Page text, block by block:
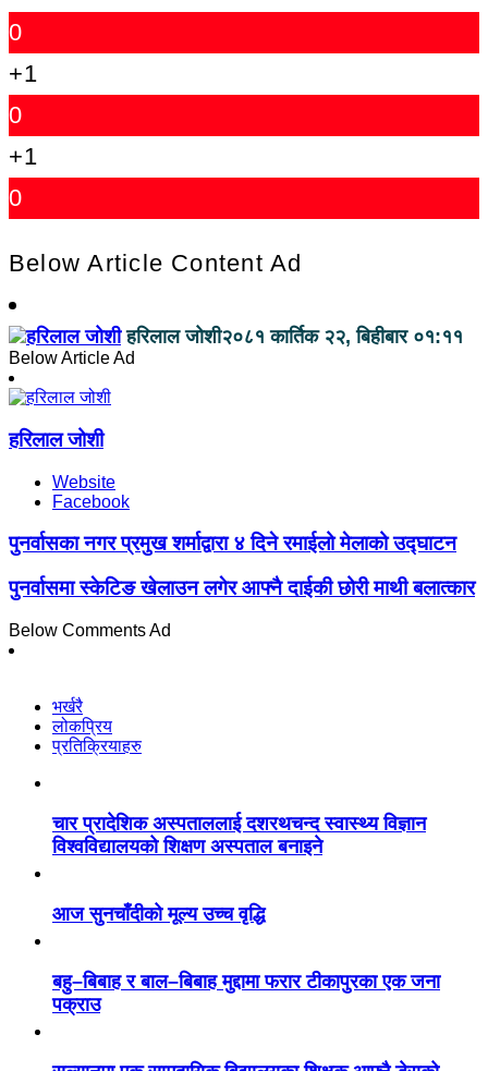
0
+1
0
+1
0
Below Article Content Ad
हरिलाल जोशी२०८१ कार्तिक २२, बिहीबार ०१:११
Below Article Ad
हरिलाल जोशी
Website
Facebook
पुनर्वासका नगर प्रमुख शर्माद्वारा ४ दिने रमाईलो मेलाको उद्घाटन
पुनर्वासमा स्केटिङ खेलाउन लगेर आफ्नै दाईकी छोरी माथी बलात्कार
Below Comments Ad
भर्खरै
लोकप्रिय
प्रतिक्रियाहरु
चार प्रादेशिक अस्पताललाई दशरथचन्द स्वास्थ्य विज्ञान
विश्वविद्यालयको शिक्षण अस्पताल बनाइने
आज सुनचाँदीको मूल्य उच्च वृद्धि
बहु–बिबाह र बाल–बिबाह मुद्दामा फरार टीकापुरका एक जना
पक्राउ